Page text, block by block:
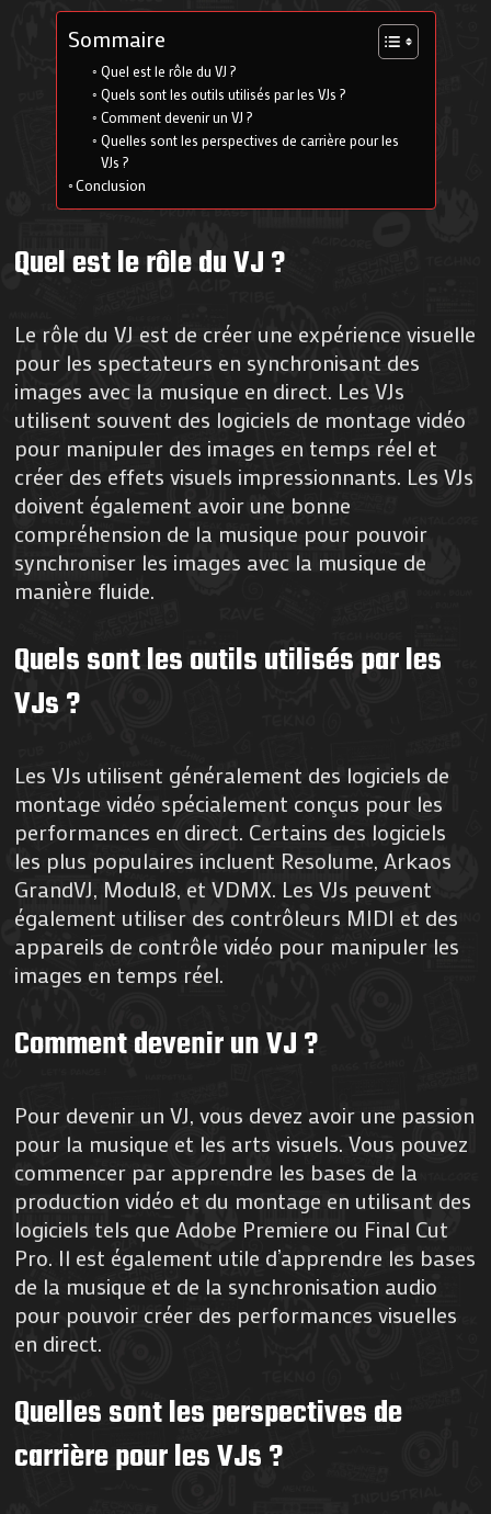
Sommaire
Quel est le rôle du VJ ?
Quels sont les outils utilisés par les VJs ?
Comment devenir un VJ ?
Quelles sont les perspectives de carrière pour les
VJs ?
Conclusion
Quel est le rôle du VJ ?
Le rôle du VJ est de créer une expérience visuelle
pour les spectateurs en synchronisant des
images avec la musique en direct. Les VJs
utilisent souvent des logiciels de montage vidéo
pour manipuler des images en temps réel et
créer des effets visuels impressionnants. Les VJs
doivent également avoir une bonne
compréhension de la musique pour pouvoir
synchroniser les images avec la musique de
manière fluide.
Quels sont les outils utilisés par les
VJs ?
Les VJs utilisent généralement des logiciels de
montage vidéo spécialement conçus pour les
performances en direct. Certains des logiciels
les plus populaires incluent Resolume, Arkaos
GrandVJ, Modul8, et VDMX. Les VJs peuvent
également utiliser des contrôleurs MIDI et des
appareils de contrôle vidéo pour manipuler les
images en temps réel.
Comment devenir un VJ ?
Pour devenir un VJ, vous devez avoir une passion
pour la musique et les arts visuels. Vous pouvez
commencer par apprendre les bases de la
production vidéo et du montage en utilisant des
logiciels tels que Adobe Premiere ou Final Cut
Pro. Il est également utile d’apprendre les bases
de la musique et de la synchronisation audio
pour pouvoir créer des performances visuelles
en direct.
Quelles sont les perspectives de
carrière pour les VJs ?